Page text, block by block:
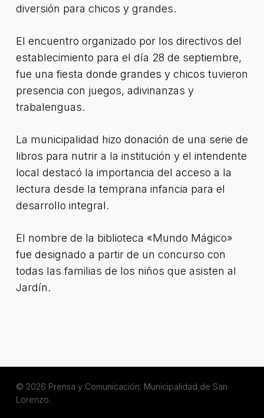
diversión para chicos y grandes.
El encuentro organizado por los directivos del
establecimiento para el día 28 de septiembre,
fue una fiesta donde grandes y chicos tuvieron
presencia con juegos, adivinanzas y
trabalenguas.
La municipalidad hizo donación de una serie de
libros para nutrir a la institución y el intendente
local destacó la importancia del acceso a la
lectura desde la temprana infancia para el
desarrollo integral.
El nombre de la biblioteca «Mundo Mágico»
fue designado a partir de un concurso con
todas las familias de los niños que asisten al
Jardín.
© 2026 Prensa y Comunicación. Municipalidad de San
Lorenzo.